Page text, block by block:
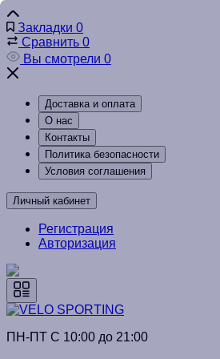
Закладки 0
Сравнить 0
Вы смотрели 0
Доставка и оплата
О нас
Контакты
Политика безопасности
Условия соглашения
Личный кабинет
Регистрация
Авторизация
ПН-ПТ C 10:00 до 21:00